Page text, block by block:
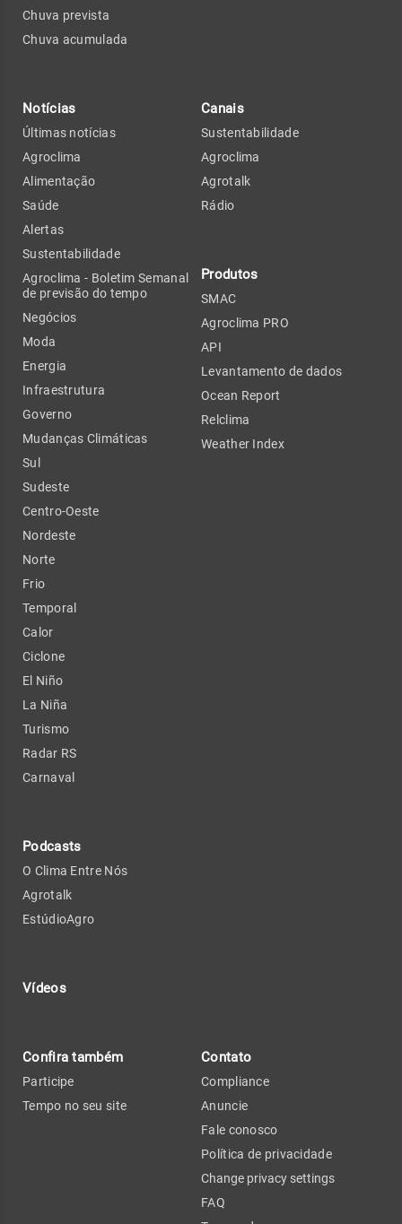
Chuva prevista
Chuva acumulada
Notícias
Últimas notícias
Agroclima
Alimentação
Saúde
Alertas
Sustentabilidade
Agroclima - Boletim Semanal
de previsão do tempo
Negócios
Moda
Energia
Infraestrutura
Governo
Mudanças Climáticas
Sul
Sudeste
Centro-Oeste
Nordeste
Norte
Frio
Temporal
Calor
Ciclone
El Niño
La Niña
Turismo
Radar RS
Carnaval
Podcasts
O Clima Entre Nós
Agrotalk
EstúdioAgro
Vídeos
Canais
Sustentabilidade
Agroclima
Agrotalk
Rádio
Produtos
SMAC
Agroclima PRO
API
Levantamento de dados
Ocean Report
Relclima
Weather Index
Confira também
Participe
Tempo no seu site
Contato
Compliance
Anuncie
Fale conosco
Política de privacidade
Change privacy settings
FAQ